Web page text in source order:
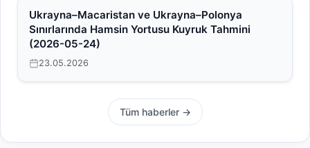
Ukrayna–Macaristan ve Ukrayna–Polonya
Sınırlarında Hamsin Yortusu Kuyruk Tahmini
(2026-05-24)
23.05.2026
Tüm haberler →